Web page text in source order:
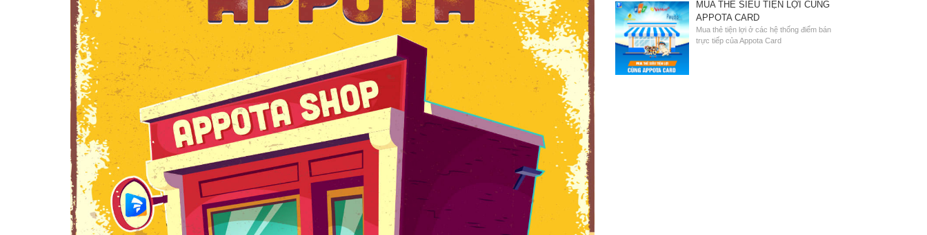
MUA THẺ SIÊU TIỆN LỢI CÙNG
APPOTA CARD
Mua thẻ tiện lợi ở các hệ thống điểm bán
trực tiếp của Appota Card